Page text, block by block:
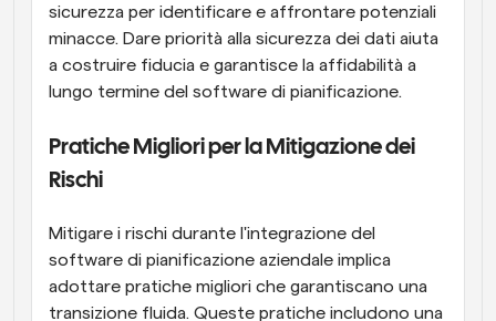
sicurezza per identificare e affrontare potenziali
minacce. Dare priorità alla sicurezza dei dati aiuta
a costruire fiducia e garantisce la affidabilità a
lungo termine del software di pianificazione.
Pratiche Migliori per la Mitigazione dei
Rischi
Mitigare i rischi durante l'integrazione del
software di pianificazione aziendale implica
adottare pratiche migliori che garantiscano una
transizione fluida. Queste pratiche includono una